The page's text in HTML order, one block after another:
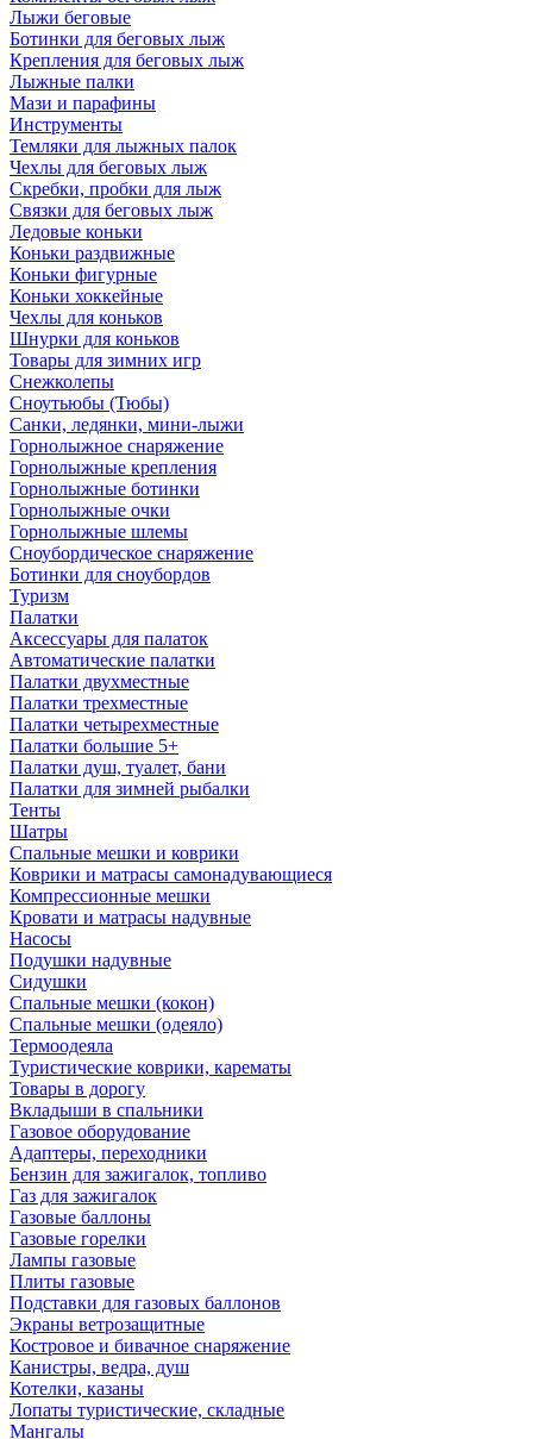
Лыжи беговые
Ботинки для беговых лыж
Крепления для беговых лыж
Лыжные палки
Мази и парафины
Инструменты
Темляки для лыжных палок
Чехлы для беговых лыж
Скребки, пробки для лыж
Связки для беговых лыж
Ледовые коньки
Коньки раздвижные
Коньки фигурные
Коньки хоккейные
Чехлы для коньков
Шнурки для коньков
Товары для зимних игр
Снежколепы
Сноутьюбы (Тюбы)
Санки, ледянки, мини-лыжи
Горнолыжное снаряжение
Горнолыжные крепления
Горнолыжные ботинки
Горнолыжные очки
Горнолыжные шлемы
Сноубордическое снаряжение
Ботинки для сноубордов
Туризм
Палатки
Аксессуары для палаток
Автоматические палатки
Палатки двухместные
Палатки трехместные
Палатки четырехместные
Палатки большие 5+
Палатки душ, туалет, бани
Палатки для зимней рыбалки
Тенты
Шатры
Спальные мешки и коврики
Коврики и матрасы самонадувающиеся
Компрессионные мешки
Кровати и матрасы надувные
Насосы
Подушки надувные
Сидушки
Спальные мешки (кокон)
Спальные мешки (одеяло)
Термоодеяла
Туристические коврики, карематы
Товары в дорогу
Вкладыши в спальники
Газовое оборудование
Адаптеры, переходники
Бензин для зажигалок, топливо
Газ для зажигалок
Газовые баллоны
Газовые горелки
Лампы газовые
Плиты газовые
Подставки для газовых баллонов
Экраны ветрозащитные
Костровое и бивачное снаряжение
Канистры, ведра, душ
Котелки, казаны
Лопаты туристические, складные
Мангалы